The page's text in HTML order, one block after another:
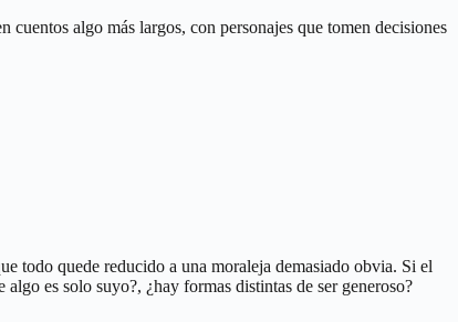
cuentos algo más largos, con personajes que tomen decisiones
todo quede reducido a una moraleja demasiado obvia. Si el
es solo suyo?, ¿hay formas distintas de ser generoso?